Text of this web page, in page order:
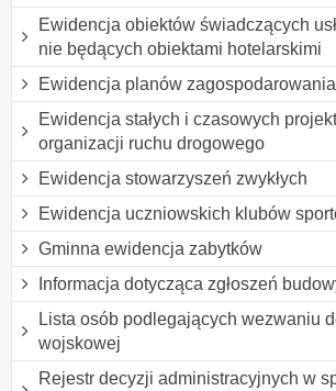
Ewidencja obiektów świadczących
nie będących obiektami hotelarskimi
Ewidencja planów
Ewidencja stałych i czasowych
organizacji ruchu drogowego
Ewidencja stowarzyszeń zwykłych
Ewidencja uczniowskich klubów
Gminna ewidencja zabytków
Informacja dotycząca zgłoszeń
Lista osób podlegających wezwaniu
wojskowej
Rejestr decyzji administracyjnych w